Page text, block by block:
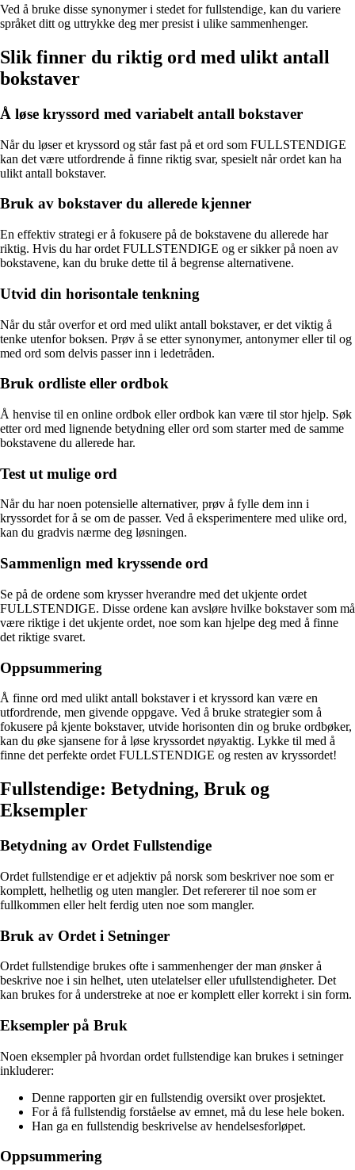
Ved å bruke disse synonymer i stedet for fullstendige, kan du variere
språket ditt og uttrykke deg mer presist i ulike sammenhenger.
Slik finner du riktig ord med ulikt antall
bokstaver
Å løse kryssord med variabelt antall bokstaver
Når du løser et kryssord og står fast på et ord som FULLSTENDIGE
kan det være utfordrende å finne riktig svar, spesielt når ordet kan ha
ulikt antall bokstaver.
Bruk av bokstaver du allerede kjenner
En effektiv strategi er å fokusere på de bokstavene du allerede har
riktig. Hvis du har ordet FULLSTENDIGE og er sikker på noen av
bokstavene, kan du bruke dette til å begrense alternativene.
Utvid din horisontale tenkning
Når du står overfor et ord med ulikt antall bokstaver, er det viktig å
tenke utenfor boksen. Prøv å se etter synonymer, antonymer eller til og
med ord som delvis passer inn i ledetråden.
Bruk ordliste eller ordbok
Å henvise til en online ordbok eller ordbok kan være til stor hjelp. Søk
etter ord med lignende betydning eller ord som starter med de samme
bokstavene du allerede har.
Test ut mulige ord
Når du har noen potensielle alternativer, prøv å fylle dem inn i
kryssordet for å se om de passer. Ved å eksperimentere med ulike ord,
kan du gradvis nærme deg løsningen.
Sammenlign med kryssende ord
Se på de ordene som krysser hverandre med det ukjente ordet
FULLSTENDIGE. Disse ordene kan avsløre hvilke bokstaver som må
være riktige i det ukjente ordet, noe som kan hjelpe deg med å finne
det riktige svaret.
Oppsummering
Å finne ord med ulikt antall bokstaver i et kryssord kan være en
utfordrende, men givende oppgave. Ved å bruke strategier som å
fokusere på kjente bokstaver, utvide horisonten din og bruke ordbøker,
kan du øke sjansene for å løse kryssordet nøyaktig. Lykke til med å
finne det perfekte ordet FULLSTENDIGE og resten av kryssordet!
Fullstendige: Betydning, Bruk og
Eksempler
Betydning av Ordet Fullstendige
Ordet fullstendige er et adjektiv på norsk som beskriver noe som er
komplett, helhetlig og uten mangler. Det refererer til noe som er
fullkommen eller helt ferdig uten noe som mangler.
Bruk av Ordet i Setninger
Ordet fullstendige brukes ofte i sammenhenger der man ønsker å
beskrive noe i sin helhet, uten utelatelser eller ufullstendigheter. Det
kan brukes for å understreke at noe er komplett eller korrekt i sin form.
Eksempler på Bruk
Noen eksempler på hvordan ordet fullstendige kan brukes i setninger
inkluderer:
Denne rapporten gir en fullstendig oversikt over prosjektet.
For å få fullstendig forståelse av emnet, må du lese hele boken.
Han ga en fullstendig beskrivelse av hendelsesforløpet.
Oppsummering